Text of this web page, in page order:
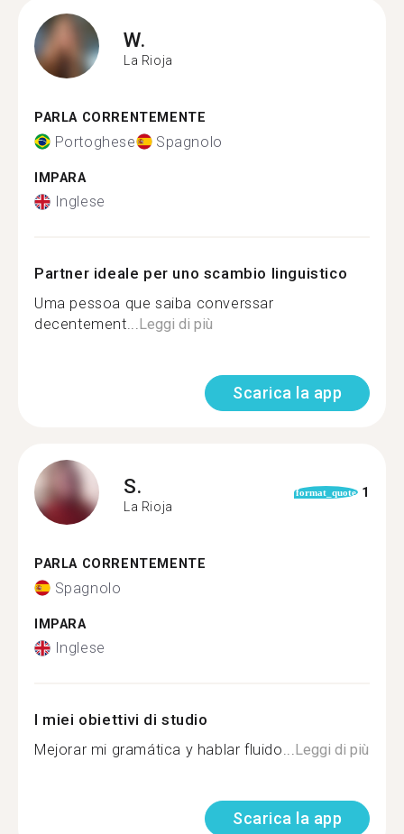
W.
La Rioja
PARLA CORRENTEMENTE
Portoghese Spagnolo
IMPARA
Inglese
Partner ideale per uno scambio linguistico
Uma pessoa que saiba converssar
decentement...Leggi di più
Scarica la app
S.
La Rioja
format_quote 1
PARLA CORRENTEMENTE
Spagnolo
IMPARA
Inglese
I miei obiettivi di studio
Mejorar mi gramática y hablar fluido...Leggi di più
Scarica la app